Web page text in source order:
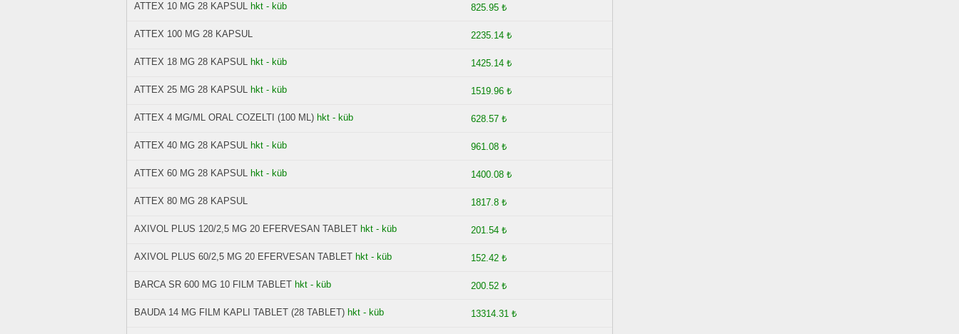
ATTEX 10 MG 28 KAPSUL hkt - küb 825.95 ₺
ATTEX 100 MG 28 KAPSUL 2235.14 ₺
ATTEX 18 MG 28 KAPSUL hkt - küb 1425.14 ₺
ATTEX 25 MG 28 KAPSUL hkt - küb 1519.96 ₺
ATTEX 4 MG/ML ORAL COZELTI (100 ML) hkt - küb 628.57 ₺
ATTEX 40 MG 28 KAPSUL hkt - küb 961.08 ₺
ATTEX 60 MG 28 KAPSUL hkt - küb 1400.08 ₺
ATTEX 80 MG 28 KAPSUL 1817.8 ₺
AXIVOL PLUS 120/2,5 MG 20 EFERVESAN TABLET hkt - küb 201.54 ₺
AXIVOL PLUS 60/2,5 MG 20 EFERVESAN TABLET hkt - küb 152.42 ₺
BARCA SR 600 MG 10 FILM TABLET hkt - küb 200.52 ₺
BAUDA 14 MG FILM KAPLI TABLET (28 TABLET) hkt - küb 13314.31 ₺